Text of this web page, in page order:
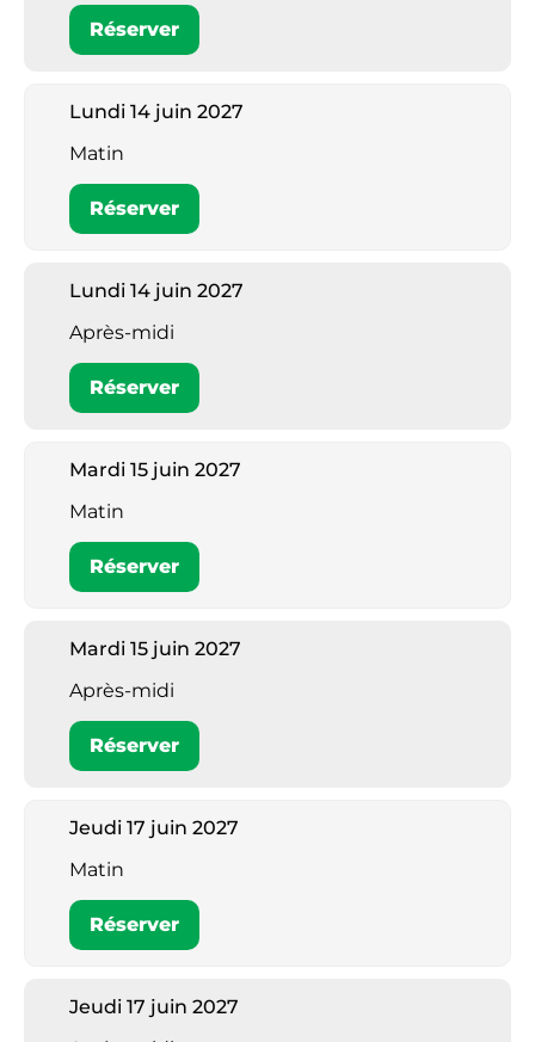
Réserver
Lundi 14 juin 2027
Matin
Réserver
Lundi 14 juin 2027
Après-midi
Réserver
Mardi 15 juin 2027
Matin
Réserver
Mardi 15 juin 2027
Après-midi
Réserver
Jeudi 17 juin 2027
Matin
Réserver
Jeudi 17 juin 2027